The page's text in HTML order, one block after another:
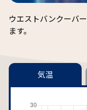
ウエストバンクーバ
ます。
気温